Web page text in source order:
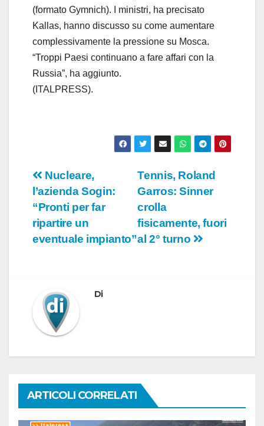
(formato Gymnich). I ministri, ha precisato
Kallas, hanno discusso su come aumentare
complessivamente la pressione su Mosca.
“Troppi Paesi continuano a fare affari con la
Russia”, ha aggiunto.
(ITALPRESS).
Navigazione
articoli
Tennis, Roland
Garros: Sinner
crolla
fisicamente, fuori
al 2° turno
Nucleare,
l’azienda Sogin:
“Pronti per far
ripartire un
eventuale impianto”
Di
ARTICOLI CORRELATI